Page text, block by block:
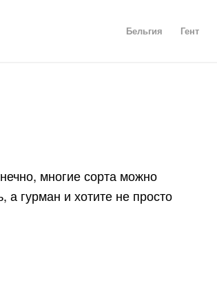
Бельгия Гент
многие сорта можно
а гурман и хотите не просто